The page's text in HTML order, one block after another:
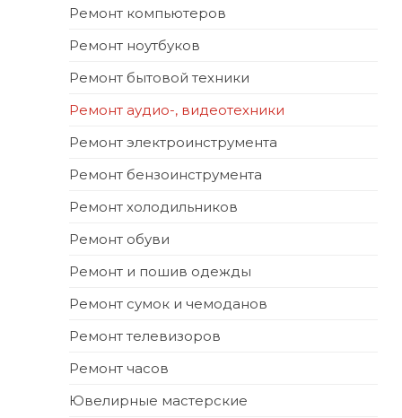
Ремонт компьютеров
Ремонт ноутбуков
Ремонт бытовой техники
Ремонт аудио-, видеотехники
Ремонт электроинструмента
Ремонт бензоинструмента
Ремонт холодильников
Ремонт обуви
Ремонт и пошив одежды
Ремонт сумок и чемоданов
Ремонт телевизоров
Ремонт часов
Ювелирные мастерские